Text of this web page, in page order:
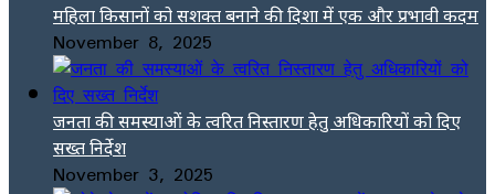
महिला किसानों को सशक्त बनाने की दिशा में एक और प्रभावी कदम
November 8, 2025
जनता की समस्याओं के त्वरित निस्तारण हेतु अधिकारियों को दिए
सख्त निर्देश
November 3, 2025